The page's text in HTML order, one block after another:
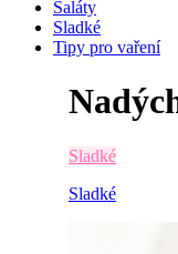
Saláty
Sladké
Tipy pro vaření
Sladké
Sladké